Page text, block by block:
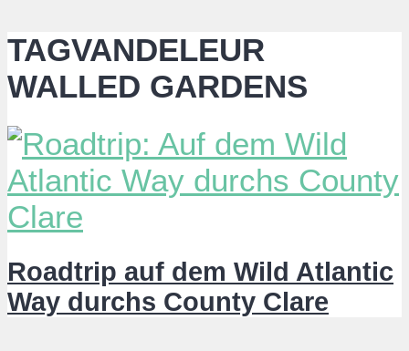
TAGVANDELEUR
WALLED GARDENS
Roadtrip auf dem Wild Atlantic
Way durchs County Clare